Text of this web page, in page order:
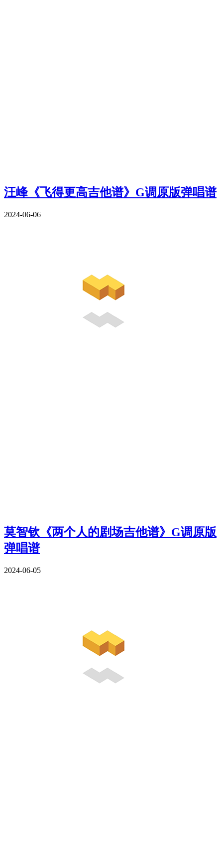
汪峰《飞得更高吉他谱》G调原版弹唱谱
2024-06-06
莫智钦《两个人的剧场吉他谱》G调原版
弹唱谱
2024-06-05